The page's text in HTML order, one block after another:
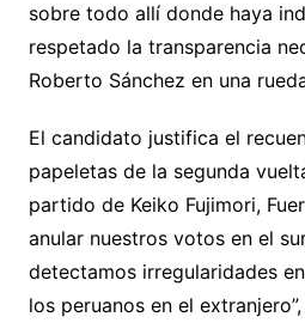
sobre todo allí donde haya
respetado la transparencia
Roberto Sánchez en una
El candidato justifica el
papeletas de la segunda
partido de Keiko Fujimori,
anular nuestros votos en el
detectamos irregularidades
los peruanos en el